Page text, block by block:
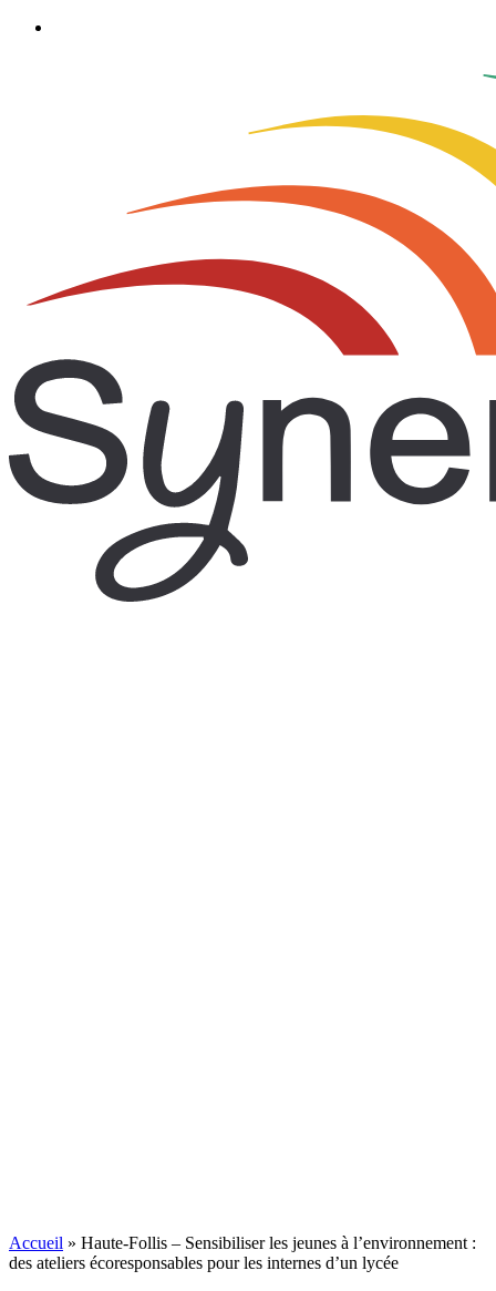
Accueil » Haute-Follis – Sensibiliser les jeunes à l’environnement :
des ateliers écoresponsables pour les internes d’un lycée